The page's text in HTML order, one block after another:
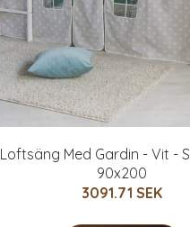
Loftsäng Med Gardin - Vit -
90x200
3091.71 SEK